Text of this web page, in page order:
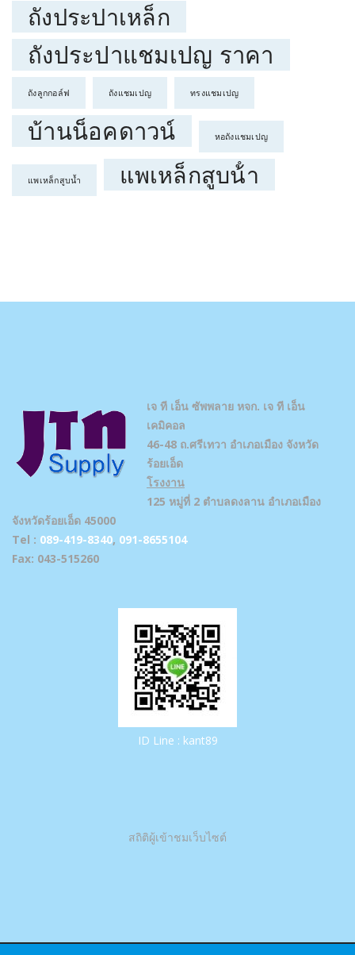
ถังประปาเหล็ก
ถังประปาแชมเปญ ราคา
ถังลูกกอล์ฟ ถังแชมเปญ ทรงแชมเปญ
บ้านน็อคดาวน์ หอถังแชมเปญ
แพเหล็กสูบน้ำ แพเหล็กสูบน้ํา
เจ ที เอ็น ซัพพลาย หจก. เจ ที เอ็น
เคมิคอล
46-48 ถ.ศรีเทวา อำเภอเมือง จังหวัด
ร้อยเอ็ด
โรงงาน
125 หมู่ที่ 2 ตำบลดงลาน อำเภอเมือง
จังหวัดร้อยเอ็ด 45000
Tel : 089-419-8340, 091-8655104
Fax: 043-515260
ID Line : kant89
สถิติผู้เข้าชมเว็บไซต์